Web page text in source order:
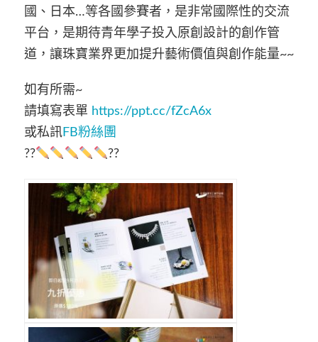
國、日本…等各國參賽者，是非常國際性的交流
平台，是期待青年學子投入原創設計的創作管
道，讓珠寶業界更加提升藝術價值與創作能量~~
如有所需~
請填寫表單 https://ppt.cc/fZcA6x
或私訊FB粉絲團
??
??